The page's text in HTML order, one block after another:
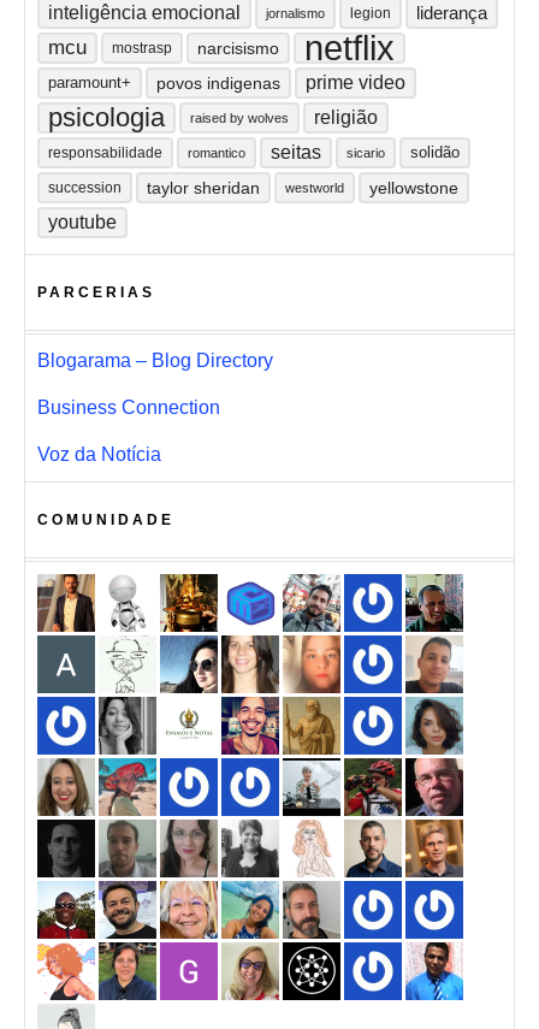
inteligência emocional jornalismo legion liderança
mcu mostrasp narcisismo netflix
paramount+ povos indigenas prime video
psicologia raised by wolves religião
responsabilidade romantico seitas sicario solidão
succession taylor sheridan westworld yellowstone
youtube
PARCERIAS
Blogarama – Blog Directory
Business Connection
Voz da Notícia
COMUNIDADE